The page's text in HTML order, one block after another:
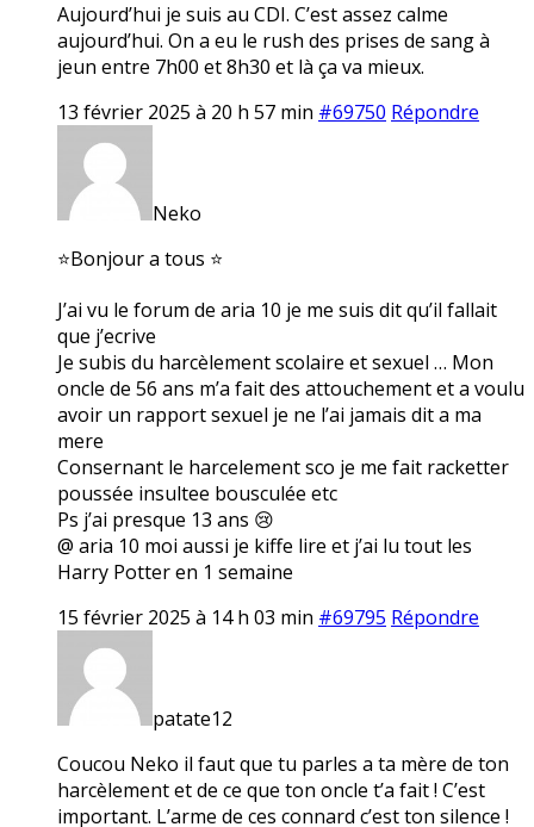
Aujourd’hui je suis au CDI. C’est assez calme
aujourd’hui. On a eu le rush des prises de sang à
jeun entre 7h00 et 8h30 et là ça va mieux.
13 février 2025 à 20 h 57 min #69750 Répondre
Neko
⭐Bonjour a tous ⭐
J’ai vu le forum de aria 10 je me suis dit qu’il fallait
que j’ecrive
Je subis du harcèlement scolaire et sexuel … Mon
oncle de 56 ans m’a fait des attouchement et a voulu
avoir un rapport sexuel je ne l’ai jamais dit a ma
mere
Consernant le harcelement sco je me fait racketter
poussée insultee bousculée etc
Ps j’ai presque 13 ans 😢
@ aria 10 moi aussi je kiffe lire et j’ai lu tout les
Harry Potter en 1 semaine
15 février 2025 à 14 h 03 min #69795 Répondre
patate12
Coucou Neko il faut que tu parles a ta mère de ton
harcèlement et de ce que ton oncle t’a fait ! C’est
important. L’arme de ces connard c’est ton silence !